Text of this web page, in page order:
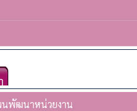
นพัฒนาหน่วยงาน